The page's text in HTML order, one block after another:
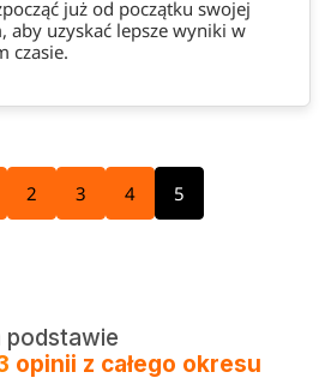
już od początku swojej
aby uzyskać lepsze wyniki w
czasie.
2 3 4 5
podstawie
opinii z całego okresu